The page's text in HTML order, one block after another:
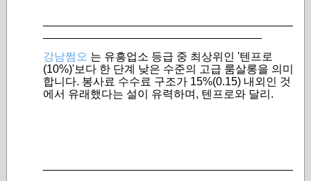
강남쩜오 는 유흥업소 등급 중 최상위인 '텐프로
(10%)'보다 한 단계 낮은 수준의 고급 룸살롱을 의미
합니다. 봉사료 수수료 구조가 15%(0.15) 내외인 것
에서 유래했다는 설이 유력하며, 텐프로와 달리.